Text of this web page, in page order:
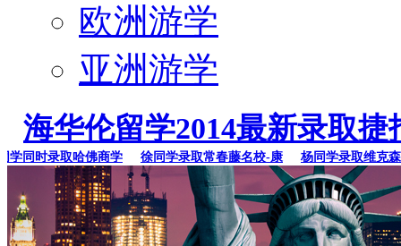
欧洲游学
亚洲游学
海华伦留学2014最新录取捷
时录取哈佛商学 徐同学录取常春藤名校-康 杨同学录取维克森林